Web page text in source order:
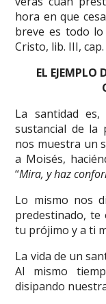
hora en que
breve es todo
Cristo, lib. III, cap.
EL EJEMPLO
La santidad
sustancial de la
nos muestra un
a Moisés,
“Mira, y haz
Lo mismo nos
predestinado,
tu prójimo y a ti
La vida de un
Al mismo
disipando